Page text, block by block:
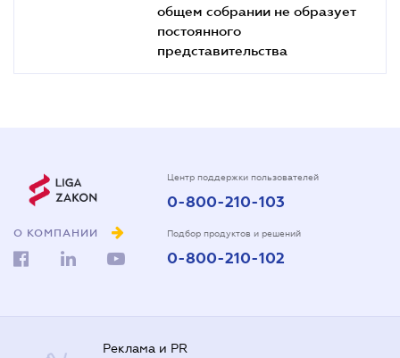
общем собрании не образует
постоянного
представительства
О КОМПАНИИ
Центр поддержки пользователей
0-800-210-103
Подбор продуктов и решений
0-800-210-102
Реклама и PR